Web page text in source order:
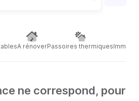
A rénoverPassoires thermiques
ne correspond, pour